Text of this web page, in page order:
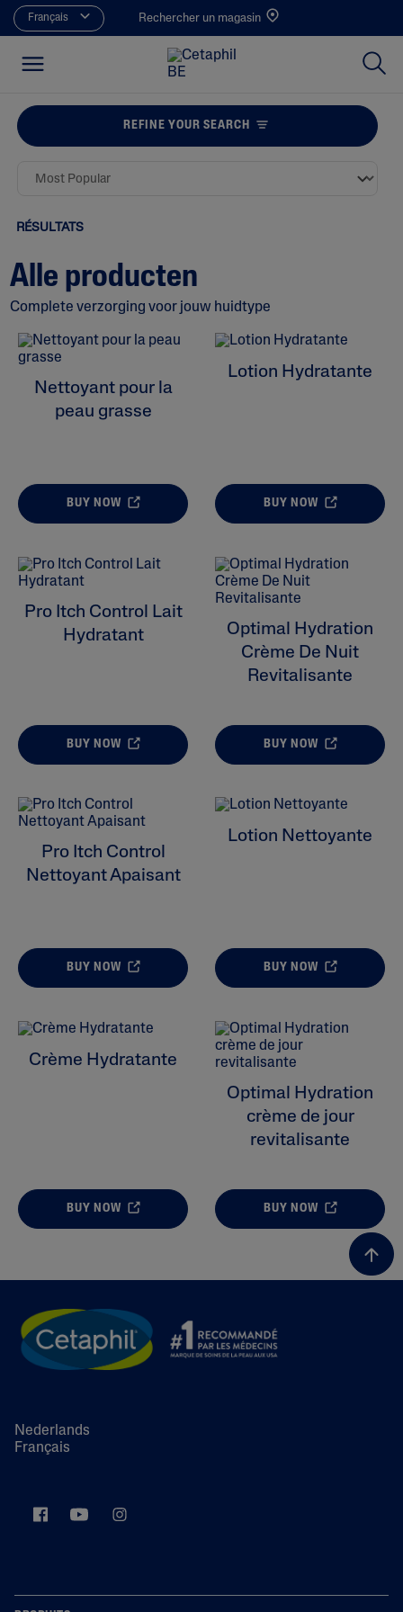
Français Rechercher un magasin
REFINE YOUR SEARCH
Hydratants
Type De Peau
RÉSULTATS
Alle producten
Complete verzorging voor jouw huidtype
Nettoyant pour la
peau grasse
BUY NOW
Lotion Hydratante
BUY NOW
Pro Itch Control Lait
Hydratant
BUY NOW
Optimal Hydration
Crème De Nuit
Revitalisante
BUY NOW
Pro Itch Control
Nettoyant Apaisant
BUY NOW
Lotion Nettoyante
BUY NOW
Crème Hydratante
BUY NOW
Optimal Hydration
crème de jour
revitalisante
BUY NOW
Nederlands
Français